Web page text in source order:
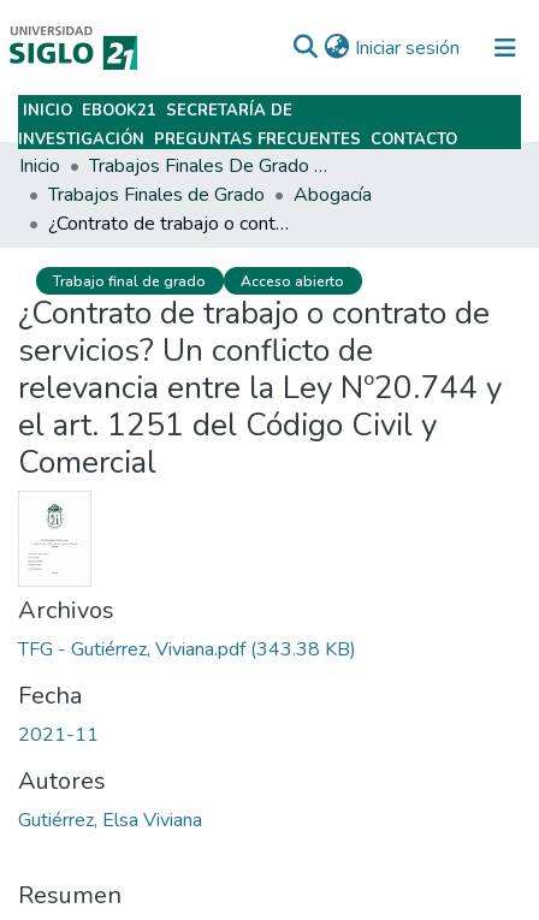
Iniciar sesión (current)
Subir
INICIO EBOOK21 SECRETARÍA DE
INVESTIGACIÓN PREGUNTAS FRECUENTES CONTACTO
Inicio
Trabajos Finales De Grado Y Posgrado
Trabajos Finales de Grado
Abogacía
¿Contrato de trabajo o contrato de servicios? Un conflicto de relevancia entre la Ley Nº20.744 y el art. 1251 del Código Civil y Comercial
Trabajo final de grado Acceso abierto
¿Contrato de trabajo o contrato de
servicios? Un conflicto de
relevancia entre la Ley Nº20.744 y
el art. 1251 del Código Civil y
Comercial
Archivos
TFG - Gutiérrez, Viviana.pdf(343.38 KB)
Fecha
2021-11
Autores
Gutiérrez, Elsa Viviana
Resumen